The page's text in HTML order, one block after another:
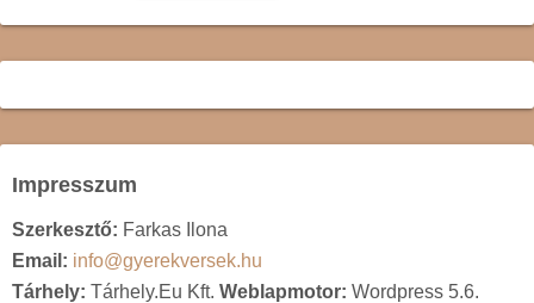
Impresszum
Szerkesztő: Farkas Ilona
Email: info@gyerekversek.hu
Tárhely: Tárhely.Eu Kft. Weblapmotor: Wordpress 5.6.